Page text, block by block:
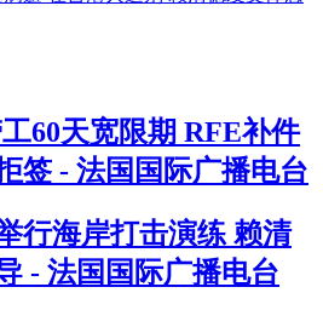
60天宽限期 RFE补件
签 - 法国国际广播电台
行海岸打击演练 赖清
- 法国国际广播电台